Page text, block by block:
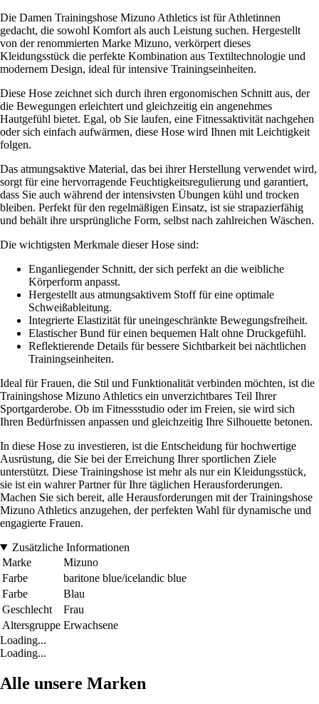
Die Damen Trainingshose Mizuno Athletics ist für Athletinnen
gedacht, die sowohl Komfort als auch Leistung suchen. Hergestellt
von der renommierten Marke Mizuno, verkörpert dieses
Kleidungsstück die perfekte Kombination aus Textiltechnologie und
modernem Design, ideal für intensive Trainingseinheiten.
Diese Hose zeichnet sich durch ihren ergonomischen Schnitt aus, der
die Bewegungen erleichtert und gleichzeitig ein angenehmes
Hautgefühl bietet. Egal, ob Sie laufen, eine Fitnessaktivität nachgehen
oder sich einfach aufwärmen, diese Hose wird Ihnen mit Leichtigkeit
folgen.
Das atmungsaktive Material, das bei ihrer Herstellung verwendet wird,
sorgt für eine hervorragende Feuchtigkeitsregulierung und garantiert,
dass Sie auch während der intensivsten Übungen kühl und trocken
bleiben. Perfekt für den regelmäßigen Einsatz, ist sie strapazierfähig
und behält ihre ursprüngliche Form, selbst nach zahlreichen Wäschen.
Die wichtigsten Merkmale dieser Hose sind:
Enganliegender Schnitt, der sich perfekt an die weibliche
Körperform anpasst.
Hergestellt aus atmungsaktivem Stoff für eine optimale
Schweißableitung.
Integrierte Elastizität für uneingeschränkte Bewegungsfreiheit.
Elastischer Bund für einen bequemen Halt ohne Druckgefühl.
Reflektierende Details für bessere Sichtbarkeit bei nächtlichen
Trainingseinheiten.
Ideal für Frauen, die Stil und Funktionalität verbinden möchten, ist die
Trainingshose Mizuno Athletics ein unverzichtbares Teil Ihrer
Sportgarderobe. Ob im Fitnessstudio oder im Freien, sie wird sich
Ihren Bedürfnissen anpassen und gleichzeitig Ihre Silhouette betonen.
In diese Hose zu investieren, ist die Entscheidung für hochwertige
Ausrüstung, die Sie bei der Erreichung Ihrer sportlichen Ziele
unterstützt. Diese Trainingshose ist mehr als nur ein Kleidungsstück,
sie ist ein wahrer Partner für Ihre täglichen Herausforderungen.
Machen Sie sich bereit, alle Herausforderungen mit der Trainingshose
Mizuno Athletics anzugehen, der perfekten Wahl für dynamische und
engagierte Frauen.
Zusätzliche Informationen
Marke
Mizuno
Farbe
baritone blue/icelandic blue
Farbe
Blau
Geschlecht
Frau
Altersgruppe Erwachsene
Loading...
Loading...
Alle unsere Marken